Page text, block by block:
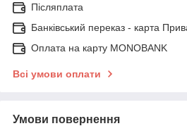
Післяплата
Банківський переказ - карта
Оплата на карту MONOBANK
Всі умови оплати
Умови повернення